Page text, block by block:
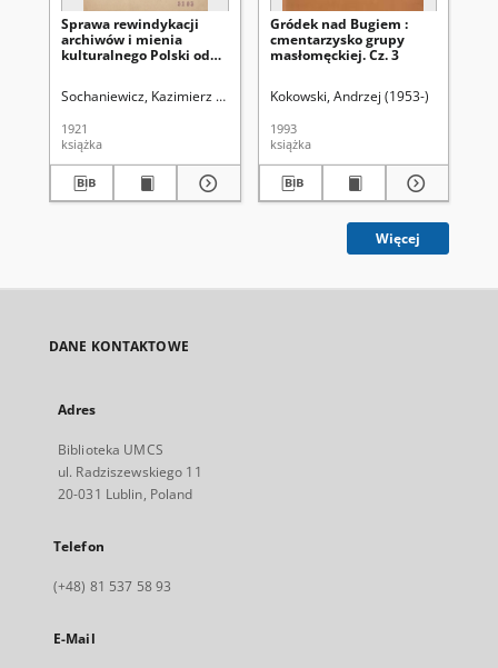
Sprawa rewindykacji
archiwów i mienia
kulturalnego Polski od
Sochaniewicz, Kazimierz (1892-1930)
1921
książka
Gródek nad Bugiem :
cmentarzysko grupy
masłomęckiej. Cz. 3
Kokowski, Andrzej (1953-)
1993
książka
Więcej
DANE KONTAKTOWE
Adres
Biblioteka UMCS
ul. Radziszewskiego 11
20-031 Lublin, Poland
Telefon
(+48) 81 537 58 93
E-Mail